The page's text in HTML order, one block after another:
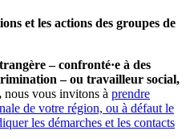
et les actions des groupes de
– confronté·e à des
– ou travailleur social,
nous vous invitons à prendre
de votre région, ou à défaut le
les démarches et les contacts